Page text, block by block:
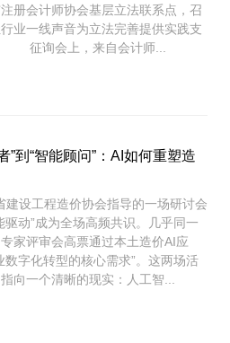
册会计师协会基层立法联系点，召
业一线声音为立法完善提供实践支
征询会上，来自会计师...
”到“智能顾问”：AI如何重塑造
设工程造价协会指导的一场研讨会
驱动”成为全场高频共识。几乎同一
家评审会高票通过本土造价AI应
数字化转型的核心需求”。这两场活
向一个清晰的现实：人工智...